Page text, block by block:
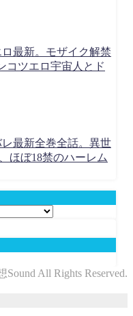
最新。モザイク解禁
コツエロ宇宙人とド
最新全巻全話。異世
ほぼ18禁のハーレム
All Rights Reserved.